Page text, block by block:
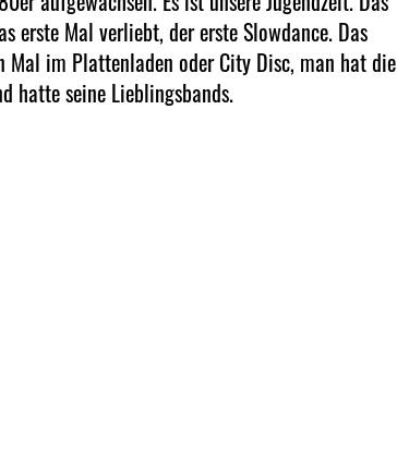
erste Mal verliebt, der erste Slowdance. Das
Mal im Plattenladen oder City Disc, man hat die
hatte seine Lieblingsbands.